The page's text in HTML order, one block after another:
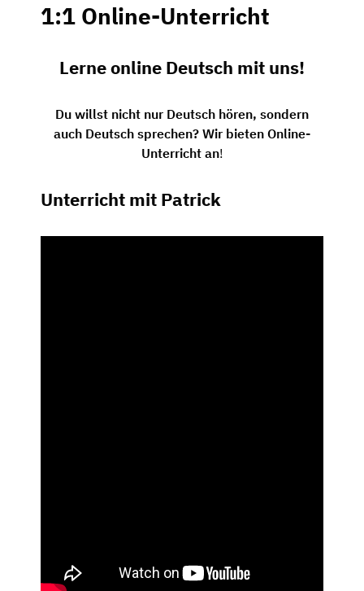
1:1 Online-Unterricht
Lerne online Deutsch mit uns!
Du willst nicht nur Deutsch hören, sondern
auch Deutsch sprechen? Wir bieten Online-
Unterricht an!
Unterricht mit Patrick